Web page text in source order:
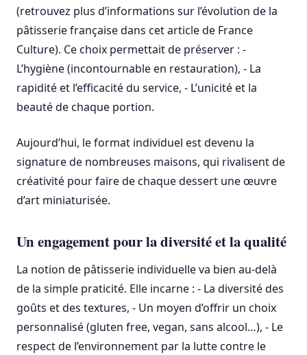
(retrouvez plus d’informations sur l’évolution de la
pâtisserie française dans cet article de France
Culture). Ce choix permettait de préserver : -
L’hygiène (incontournable en restauration), - La
rapidité et l’efficacité du service, - L’unicité et la
beauté de chaque portion.
Aujourd’hui, le format individuel est devenu la
signature de nombreuses maisons, qui rivalisent de
créativité pour faire de chaque dessert une œuvre
d’art miniaturisée.
Un engagement pour la diversité et la qualité
La notion de pâtisserie individuelle va bien au-delà
de la simple praticité. Elle incarne : - La diversité des
goûts et des textures, - Un moyen d’offrir un choix
personnalisé (gluten free, vegan, sans alcool…), - Le
respect de l’environnement par la lutte contre le